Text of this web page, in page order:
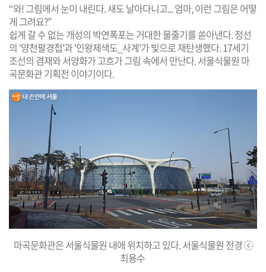
“와! 그림에서 눈이 내린다. 새도 날아다니고... 엄마, 이런 그림은 어떻
게 그려요?”
쉽게 갈 수 없는 개성의 박연폭포는 거대한 물줄기를 쏟아낸다. 정선
의 '양천팔경첩'과 '인왕제색도_사계'가 빛으로 재탄생했다. 17세기
조선의 겸재와 서양화가 고흐가 그림 속에서 만난다. 서울식물원 마
곡문화관 기획전 이야기이다.
마곡문화관은 서울식물원 내에 위치하고 있다. 서울식물원 전경 ⓒ
최용수